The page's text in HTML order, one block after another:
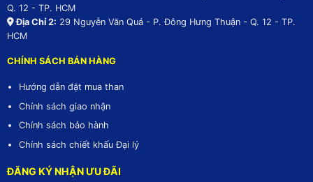
Q. 12 - TP. HCM
Địa Chỉ 2: 29 Nguyễn Văn Quá - P. Đông Hưng Thuận - Q. 12 - TP.
HCM
CHÍNH SÁCH BÁN HÀNG
Hướng dẫn đặt mua than
Chính sách giao nhận
Chính sách bảo hành
Chính sách chiết khấu Đại lý
ĐĂNG KÝ NHẬN ƯU ĐÃI